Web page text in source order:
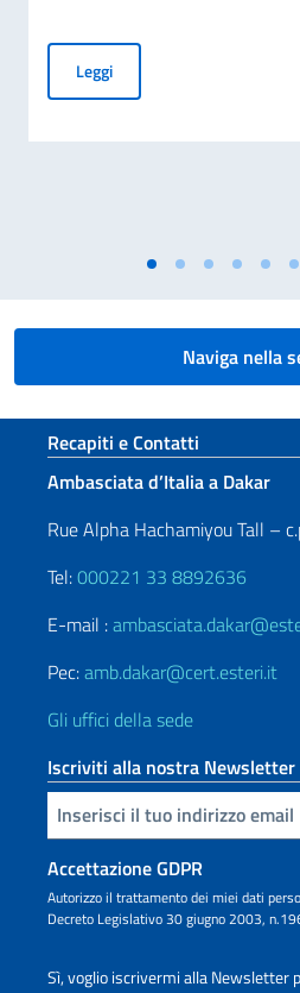
LeggiPiattaforma per la
Naviga nella
Sezione footer
Recapiti e Contatti
Ambasciata d’Italia a Dakar
Rue Alpha Hachamiyou Tall –
Tel:000221 33 8892636
E-mail :
Pec:amb.dakar@cert.esteri.it
Gli uffici della sede
Iscriviti alla nostra Newsletter
Inserisci la tua email
Accettazione GDPR
Autorizzo il trattamento dei miei dati
Decreto Legislativo 30 giugno 2003,
Sì, voglio iscrivermi alla Newsletter